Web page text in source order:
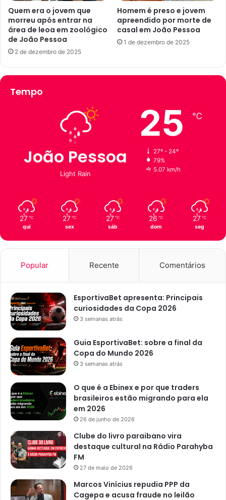
s
s
o
a
z
i
n
h
a
ã
s
o
a
s
e
n
e
g
a
p
o
a
Quem era o jovem que
morreu após entrar na
área de leoa em zoológico
de João Pessoa
2 de dezembro de 2025
Homem é preso e jovem
apreendido por morte de
casal em João Pessoa
1 de dezembro de 2025
Tempo
João Pessoa
Light Rain
25 ℃
27º - 24º
79%
5.07 km/h
27 ℃
qui
27 ℃
sex
27 ℃
sáb
26 ℃
dom
27 ℃
seg
Popular Recente Comentários
EsportivaBet apresenta: Principais
curiosidades da Copa 2026
3 semanas atrás
Guia EsportivaBet: sobre a final da
Copa do Mundo 2026
3 semanas atrás
O que é a Ebinex e por que traders
brasileiros estão migrando para ela
em 2026
26 de junho de 2026
Clube do livro paraibano vira
destaque cultural na Rádio Parahyba
FM
27 de maio de 2026
Marcos Vinícius repudia PPP da
Cagepa e acusa fraude no leilão